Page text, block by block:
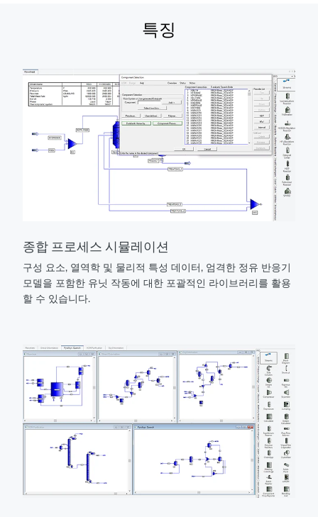
특징
종합 프로세스 시뮬레이션
구성 요소, 열역학 및 물리적 특성 데이터, 엄격한 정유 반응기
모델을 포함한 유닛 작동에 대한 포괄적인 라이브러리를 활용
할 수 있습니다.